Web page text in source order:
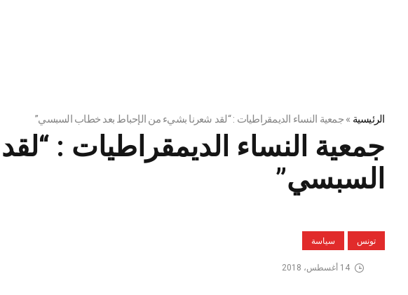
الرئيسية »جمعية النساء الديمقراطيات : “لقد شعرنا بشيء من الإحباط بعد خطاب السبسي”
جمعية النساء الديمقراطيات :
السبسي”
تونس سياسة
14 أغسطس، 2018